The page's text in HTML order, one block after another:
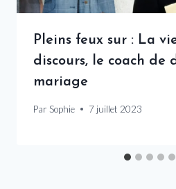
Pleins feux sur : La
discours, le coach de
mariage
Par Sophie 7 juillet 2023